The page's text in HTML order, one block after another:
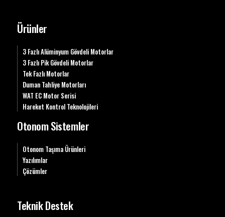
Ürünler
3 Fazlı Alüminyum Gövdeli Motorlar
3 Fazlı Pik Gövdeli Motorlar
Tek Fazlı Motorlar
Duman Tahliye Motorları
WAT EC Motor Serisi
Hareket Kontrol Teknolojileri
Otonom Sistemler
Otonom Taşıma Ürünleri
Yazılımlar
Çözümler
Teknik Destek